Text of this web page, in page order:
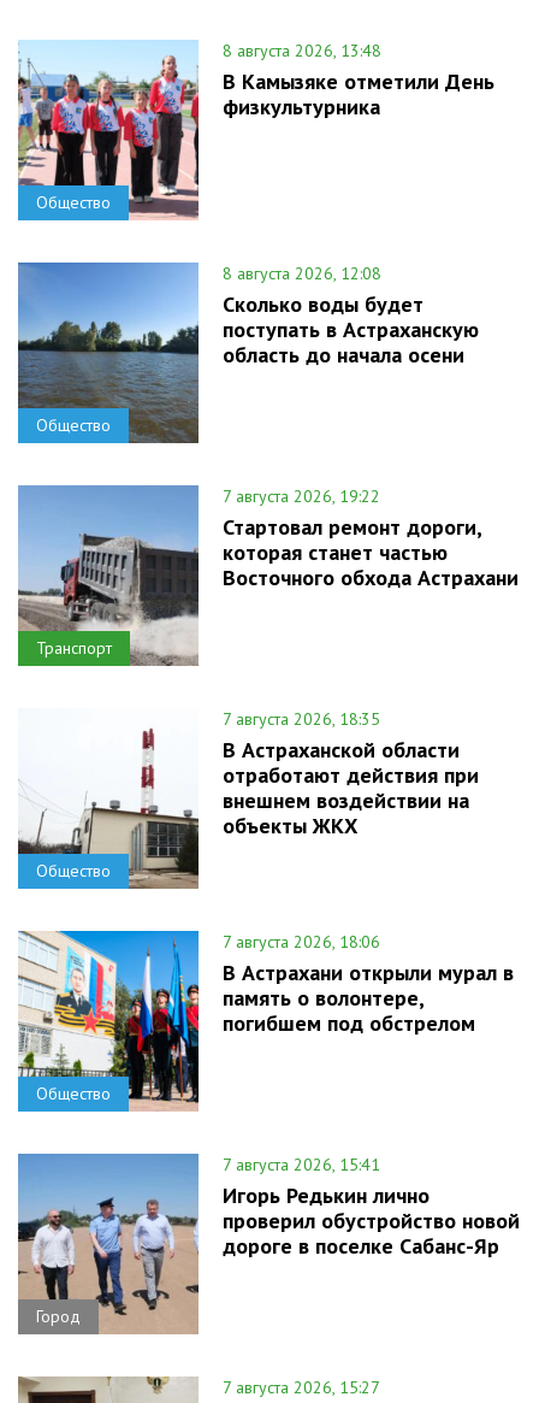
Общество
8 августа 2026, 13:48
В Камызяке отметили День
физкультурника
Общество
8 августа 2026, 12:08
Сколько воды будет
поступать в Астраханскую
область до начала осени
Транспорт
7 августа 2026, 19:22
Стартовал ремонт дороги,
которая станет частью
Восточного обхода Астрахани
Общество
7 августа 2026, 18:35
В Астраханской области
отработают действия при
внешнем воздействии на
объекты ЖКХ
Общество
7 августа 2026, 18:06
В Астрахани открыли мурал в
память о волонтере,
погибшем под обстрелом
Город
7 августа 2026, 15:41
Игорь Редькин лично
проверил обустройство новой
дороге в поселке Сабанс-Яр
7 августа 2026, 15:27